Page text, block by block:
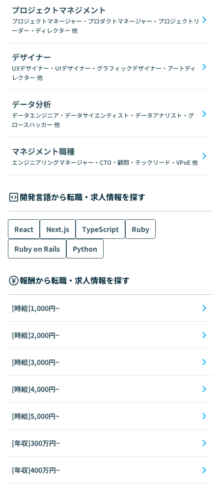
プロジェクトマネジメント
プロジェクトマネージャー・プロダクトマネージャー・プロジェクトリ
ーダー・ディレクター 他
デザイナー
UXデザイナー・UIデザイナー・グラフィックデザイナー・アートディ
レクター 他
データ分析
データエンジニア・データサイエンティスト・データアナリスト・グ
ロースハッカー 他
マネジメント職種
エンジニアリングマネージャー・CTO・顧問・テックリード・VPoE他
開発言語から転職・求人情報を探す
React Next.js TypeScript
Ruby
Ruby on Rails
Python
報酬から転職・求人情報を探す
[時給]1,000円~
[時給]2,000円~
[時給]3,000円~
[時給]4,000円~
[時給]5,000円~
[年収]300万円~
[年収]400万円~